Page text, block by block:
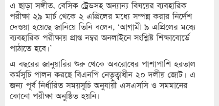
এ ছাড়া সঙ্গীত, বেসিক ট্রেডসহ অন্যান্য বিষয়ের ব্যবহারিক
পরীক্ষা ২৯ মার্চ থেকে ২ এপ্রিলের মধ্যে সম্পন্ন করার নির্দেশ
দেওয়া হয়েছে জানিয়ে তিনি বলেন, ‘আগামী ৯ এপ্রিলের মধ্যে
ব্যবহারিক পরীক্ষায় প্রাপ্ত নম্বর অনলাইনে সংশ্লিষ্ট শিক্ষাবোর্ডে
পাঠাতে হবে।’
এ বছরের জানুয়ারির শুরু থেকে অবরোধের পাশাপাশি হরতাল
কর্মসূচি পালন করছে বিএনপি নেতৃত্বাধীন ২০ দলীয় জোট। এ
জন্য পূর্ব নির্ধারিত সময়সূচি অনুযায়ী এসএসসি ও সমমানের
কোনো পরীক্ষা অনুষ্ঠিত হয়নি।